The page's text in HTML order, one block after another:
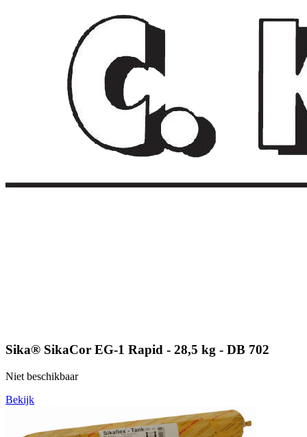
Sika® SikaCor EG-1 Rapid - 28,5 kg - DB 702
Niet beschikbaar
Bekijk